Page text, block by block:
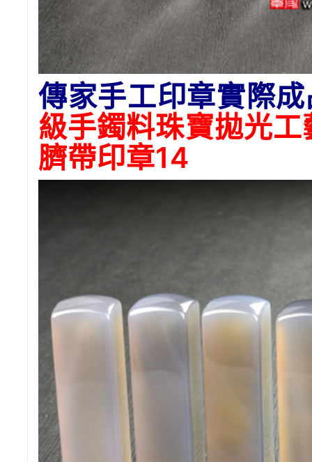
傳家手工印章實際
級手鐲料珠寶拋光
臍帶印章14